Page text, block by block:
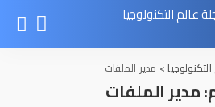
> مدير الملفات
مدير الملفات